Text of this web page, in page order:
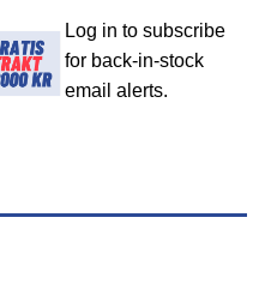
Log in to subscribe
for back-in-stock
email alerts.